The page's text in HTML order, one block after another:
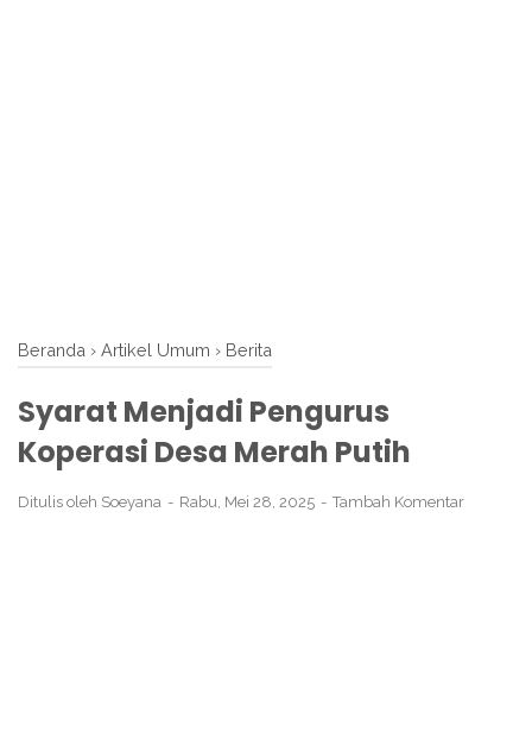
Beranda › Artikel Umum › Berita
Syarat Menjadi Pengurus
Koperasi Desa Merah Putih
Ditulis oleh Soeyana Rabu, Mei 28, 2025 Tambah Komentar